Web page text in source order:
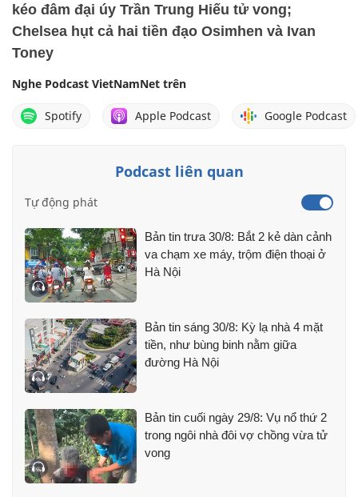
kéo đâm đại úy Trần Trung Hiếu tử vong;
Chelsea hụt cả hai tiền đạo Osimhen và Ivan
Toney
Podcast liên quan
Tự động phát
Bản tin trưa 30/8: Bắt 2 kẻ dàn cảnh
va chạm xe máy, trộm điện thoại ở
Hà Nội
Bản tin sáng 30/8: Kỳ lạ nhà 4 mặt
tiền, như bùng binh nằm giữa
đường Hà Nội
Bản tin cuối ngày 29/8: Vụ nổ thứ 2
trong ngôi nhà đôi vợ chồng vừa tử
vong
Nghe Podcast VietNamNet trên
Spotify Apple Podcast Google Podcast